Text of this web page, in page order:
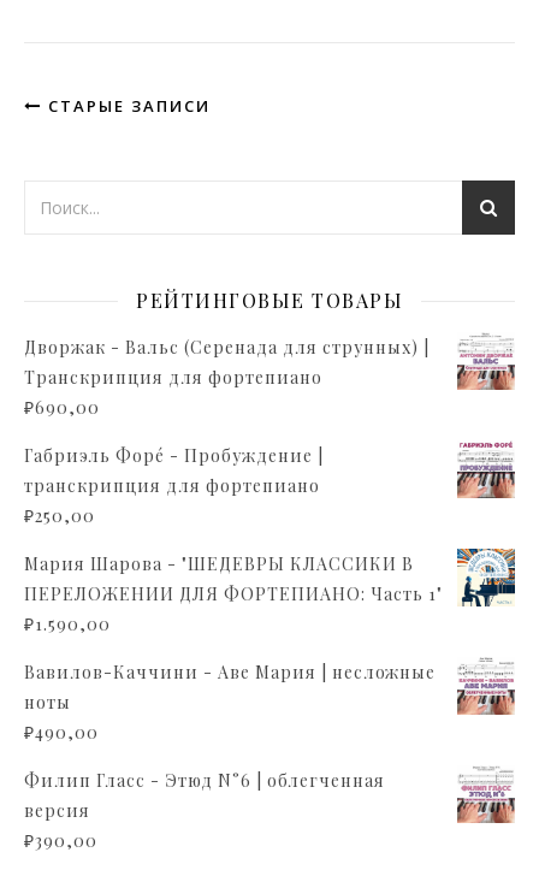
СТАРЫЕ ЗАПИСИ
РЕЙТИНГОВЫЕ ТОВАРЫ
Дворжак - Вальс (Серенада для струнных) |
Транскрипция для фортепиано
₽690,00
Габриэль Форé - Пробуждение |
транскрипция для фортепиано
₽250,00
Мария Шарова - "ШЕДЕВРЫ КЛАССИКИ В
ПЕРЕЛОЖЕНИИ ДЛЯ ФОРТЕПИАНО: Часть 1"
₽1.590,00
Вавилов-Каччини - Аве Мария | несложные
ноты
₽490,00
Филип Гласс - Этюд N°6 | облегченная
версия
₽390,00